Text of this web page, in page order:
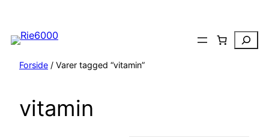
indhold
Search
Forside / Varer tagged “vitamin”
vitamin